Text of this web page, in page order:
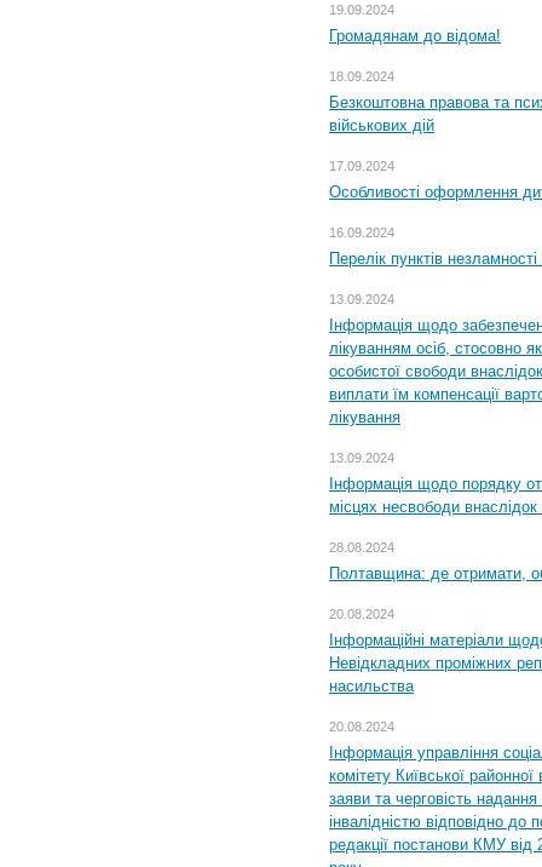
19.09.2024
Громадянам до відома!
18.09.2024
Безкоштовна правова та
військових дій
17.09.2024
Особливості оформлення
16.09.2024
Перелік пунктів
13.09.2024
Інформація щодо
лікуванням осіб, стосовно
особистої свободи
виплати їм компенсації
лікування
13.09.2024
Інформація щодо порядку
місцях несвободи внаслідок
28.08.2024
Полтавщина: де отримати,
20.08.2024
Інформаційні матеріали
Невідкладних проміжних
насильства
20.08.2024
Інформація управління
комітету Київської
заяви та черговість надання
інвалідністю відповідно
редакції постанови КМУ